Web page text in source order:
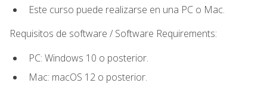
Este curso puede realizarse en una PC o Mac.
Requisitos de software / Software Requirements:
PC: Windows 10 o posterior.
Mac: macOS 12 o posterior.